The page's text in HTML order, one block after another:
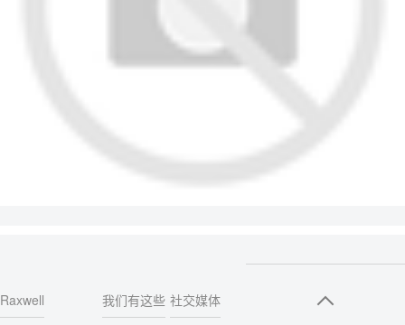
Raxwell 我们有这些 社交媒体